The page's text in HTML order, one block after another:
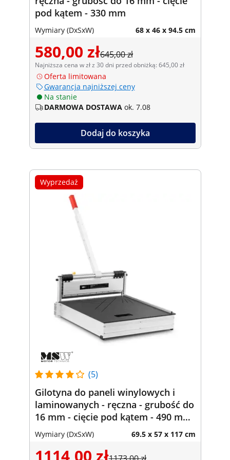
pod kątem - 330 mm
Wymiary (DxSxW) 68 x 46 x 94.5 cm
580,00 zł645,00 zł
Najniższa cena w zł z 30 dni przed obniżką: 645,00 zł
Oferta limitowana
Gwarancja najniższej ceny
Na stanie
DARMOWA DOSTAWA ok. 7.08
Dodaj do koszyka
Wyprzedaż
(5)
Gilotyna do paneli winylowych i
laminowanych - ręczna - grubość do
16 mm - cięcie pod kątem - 490 mm
- kółka
Wymiary (DxSxW) 69.5 x 57 x 117 cm
1114,00 zł